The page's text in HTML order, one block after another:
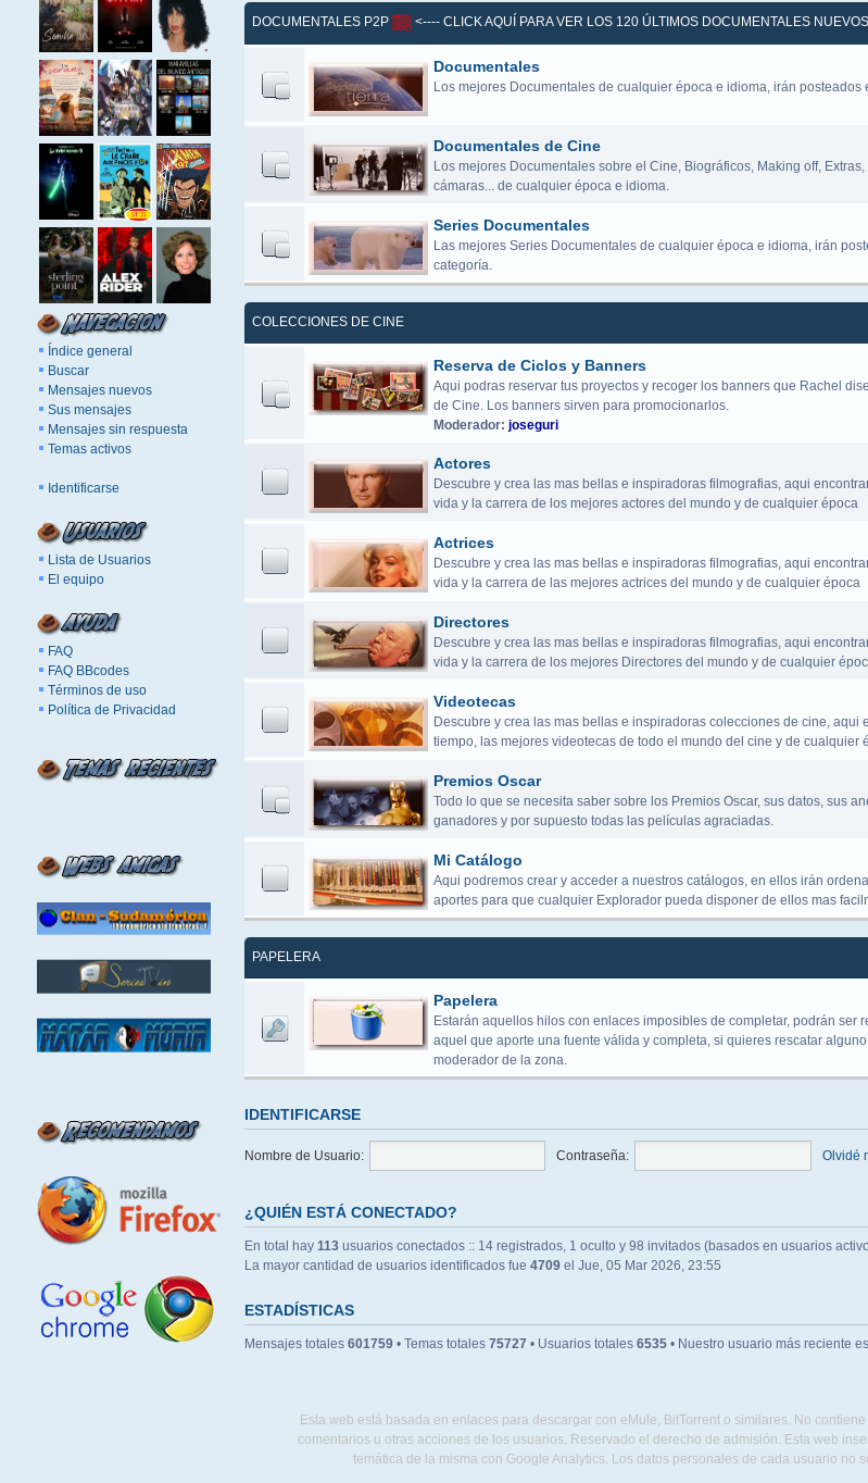
Índice general
Buscar
Mensajes nuevos
Sus mensajes
Mensajes sin respuesta
Temas activos
Identificarse
Lista de Usuarios
El equipo
FAQ
FAQ BBcodes
Términos de uso
Política de Privacidad
DOCUMENTALES P2P <---- CLICK AQUÍ PARA VER LOS 120 ÚLTIMOS DOCUMENTALES NUEVOS
Documentales
Los mejores Documentales de cualquier época e idioma, irán posteados
Documentales de Cine
Los mejores Documentales sobre el Cine, Biográficos, Making off,
cámaras... de cualquier época e idioma.
Series Documentales
Las mejores Series Documentales de cualquier época e idioma, irán
categoría.
COLECCIONES DE CINE
Reserva de Ciclos y Banners
Aqui podras reservar tus proyectos y recoger los banners que Rachel
de Cine. Los banners sirven para promocionarlos.
Moderador: joseguri
Actores
Descubre y crea las mas bellas e inspiradoras filmografias, aqui
vida y la carrera de los mejores actores del mundo y de cualquier época
Actrices
Descubre y crea las mas bellas e inspiradoras filmografias, aqui
vida y la carrera de las mejores actrices del mundo y de cualquier época
Directores
Descubre y crea las mas bellas e inspiradoras filmografias, aqui
vida y la carrera de los mejores Directores del mundo y de cualquier
Videotecas
Descubre y crea las mas bellas e inspiradoras colecciones de cine, aqui
tiempo, las mejores videotecas de todo el mundo del cine y de cualquier
Premios Oscar
Todo lo que se necesita saber sobre los Premios Oscar, sus datos, sus
ganadores y por supuesto todas las películas agraciadas.
Mi Catálogo
Aqui podremos crear y acceder a nuestros catálogos, en ellos irán
aportes para que cualquier Explorador pueda disponer de ellos mas
PAPELERA
Papelera
Estarán aquellos hilos con enlaces imposibles de completar, podrán ser
aquel que aporte una fuente válida y completa, si quieres rescatar
moderador de la zona.
IDENTIFICARSE
Nombre de Usuario: Contraseña: Olvidé
¿QUIÉN ESTÁ CONECTADO?
En total hay 113usuarios conectados :: 14 registrados, 1 oculto y 98 invitados (basados en usuarios
La mayor cantidad de usuarios identificados fue 4709el Jue, 05 Mar 2026, 23:55
ESTADÍSTICAS
Mensajes totales 601759• Temas totales 75727 • Usuarios totales 6535• Nuestro usuario más reciente es
Esta web está basada en enlaces para descargar con eMule, BitTorrent o similares. No
comentarios u otras acciones de los usuarios. Reservado el derecho de admisión. Esta web
temática de la misma con Google Analytics. Los datos personales de cada usuario